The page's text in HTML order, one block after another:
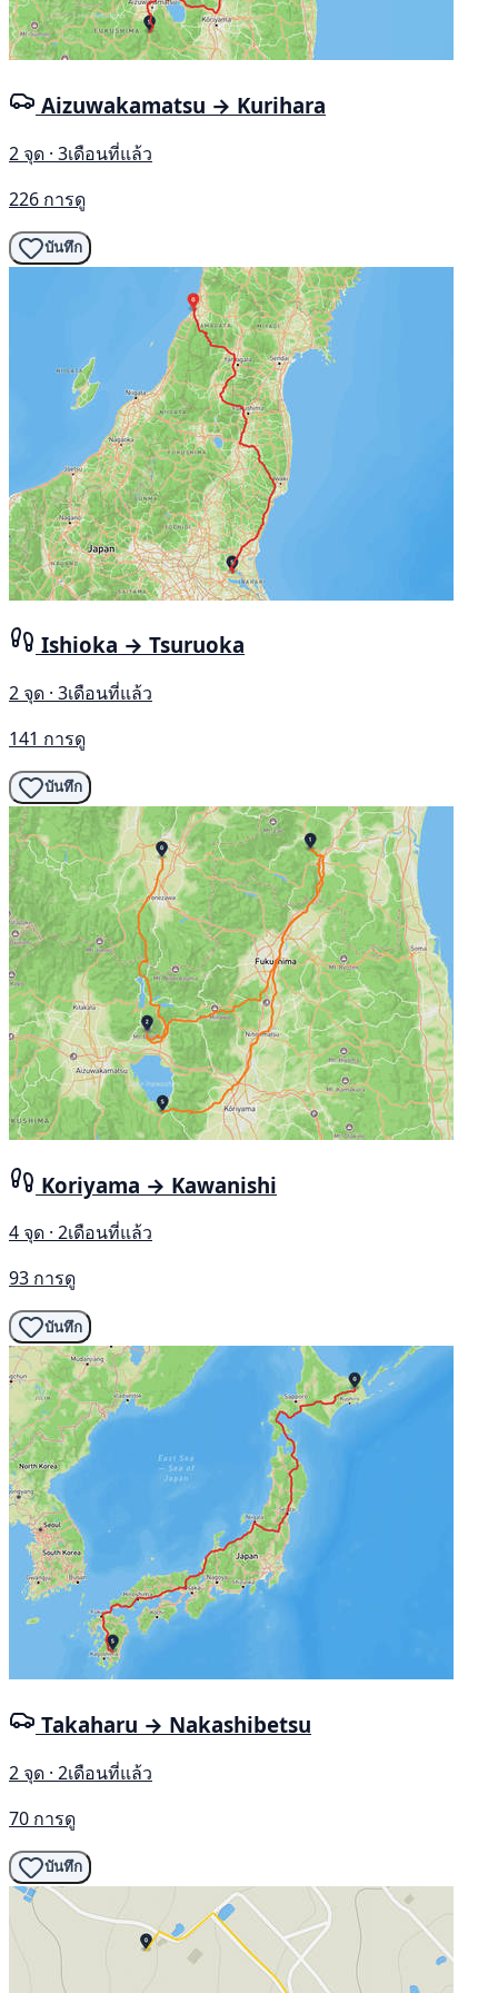
Aizuwakamatsu → Kurihara
2 จุด · 3เดือนที่แล้ว
226 การดู
บันทึก
Ishioka → Tsuruoka
2 จุด · 3เดือนที่แล้ว
141 การดู
บันทึก
Koriyama → Kawanishi
4 จุด · 2เดือนที่แล้ว
93 การดู
บันทึก
Takaharu → Nakashibetsu
2 จุด · 2เดือนที่แล้ว
70 การดู
บันทึก